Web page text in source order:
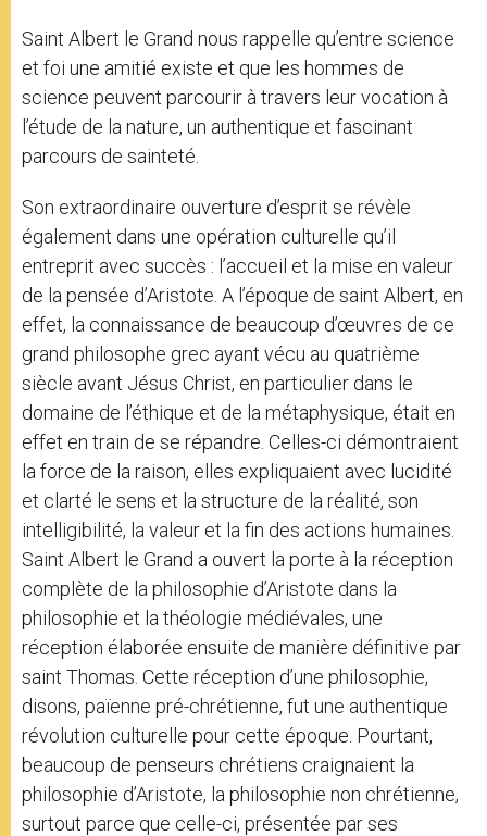
Saint Albert le Grand nous rappelle qu’entre science
et foi une amitié existe et que les hommes de
science peuvent parcourir à travers leur vocation à
l’étude de la nature, un authentique et fascinant
parcours de sainteté.
Son extraordinaire ouverture d’esprit se révèle
également dans une opération culturelle qu’il
entreprit avec succès : l’accueil et la mise en valeur
de la pensée d’Aristote. A l’époque de saint Albert, en
effet, la connaissance de beaucoup d’œuvres de ce
grand philosophe grec ayant vécu au quatrième
siècle avant Jésus Christ, en particulier dans le
domaine de l’éthique et de la métaphysique, était en
effet en train de se répandre. Celles-ci démontraient
la force de la raison, elles expliquaient avec lucidité
et clarté le sens et la structure de la réalité, son
intelligibilité, la valeur et la fin des actions humaines.
Saint Albert le Grand a ouvert la porte à la réception
complète de la philosophie d’Aristote dans la
philosophie et la théologie médiévales, une
réception élaborée ensuite de manière définitive par
saint Thomas. Cette réception d’une philosophie,
disons, païenne pré-chrétienne, fut une authentique
révolution culturelle pour cette époque. Pourtant,
beaucoup de penseurs chrétiens craignaient la
philosophie d’Aristote, la philosophie non chrétienne,
surtout parce que celle-ci, présentée par ses